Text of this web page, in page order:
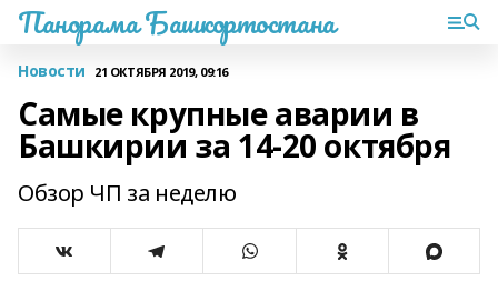
Панорама Башкортостана
Новости 21 ОКТЯБРЯ 2019, 09:16
Самые крупные аварии в
Башкирии за 14-20 октября
Обзор ЧП за неделю